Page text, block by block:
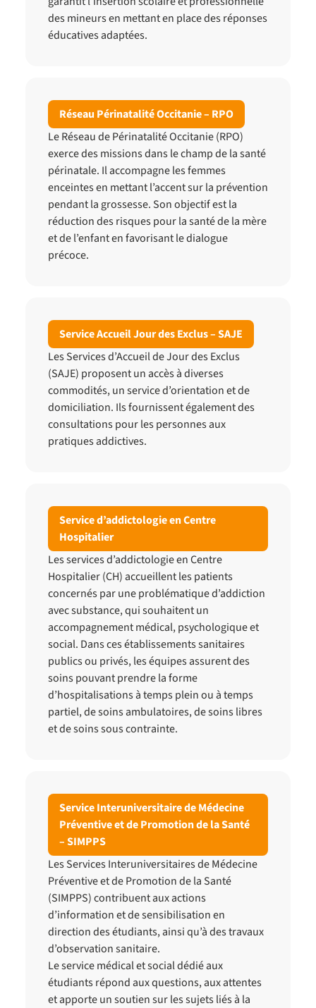
des mineurs en mettant en place des réponses
éducatives adaptées.
Réseau Périnatalité Occitanie – RPO
Le Réseau de Périnatalité Occitanie (RPO)
exerce des missions dans le champ de la santé
périnatale. Il accompagne les femmes
enceintes en mettant l’accent sur la prévention
pendant la grossesse. Son objectif est la
réduction des risques pour la santé de la mère
et de l’enfant en favorisant le dialogue
précoce.
Service Accueil Jour des Exclus – SAJE
Les Services d’Accueil de Jour des Exclus
(SAJE) proposent un accès à diverses
commodités, un service d’orientation et de
domiciliation. Ils fournissent également des
consultations pour les personnes aux
pratiques addictives.
Service d’addictologie en Centre
Hospitalier
Les services d’addictologie en Centre
Hospitalier (CH) accueillent les patients
concernés par une problématique d’addiction
avec substance, qui souhaitent un
accompagnement médical, psychologique et
social. Dans ces établissements sanitaires
publics ou privés, les équipes assurent des
soins pouvant prendre la forme
d’hospitalisations à temps plein ou à temps
partiel, de soins ambulatoires, de soins libres
et de soins sous contrainte.
Service Interuniversitaire de Médecine
Préventive et de Promotion de la Santé
– SIMPPS
Les Services Interuniversitaires de Médecine
Préventive et de Promotion de la Santé
(SIMPPS) contribuent aux actions
d’information et de sensibilisation en
direction des étudiants, ainsi qu’à des travaux
d’observation sanitaire.
Le service médical et social dédié aux
étudiants répond aux questions, aux attentes
et apporte un soutien sur les sujets liés à la